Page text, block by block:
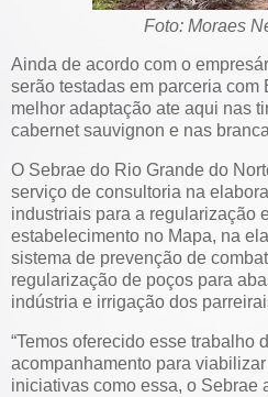
Foto: Moraes
Ainda de acordo com o
serão testadas em parceria com
melhor adaptação ate aqui nas
cabernet sauvignon e nas
O Sebrae do Rio Grande do
serviço de consultoria na
industriais para a regularização
estabelecimento no Mapa, na
sistema de prevenção de
regularização de poços para
indústria e irrigação dos
“Temos oferecido esse trabalho
acompanhamento para
iniciativas como essa, o Sebrae